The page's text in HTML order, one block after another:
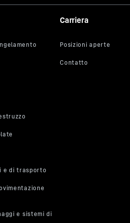
Questo
particolare
Cliccando
a ogni
è
di
evitare
Carriera